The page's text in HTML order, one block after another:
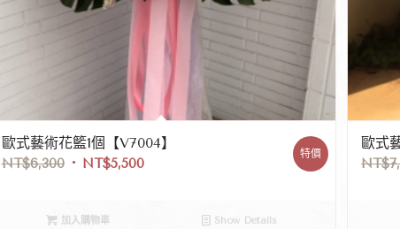
歐式藝術花籃1個【V7004】
NT$6,300 NT$5,500
特價
加入購物車 Show Details
歐式
NT$